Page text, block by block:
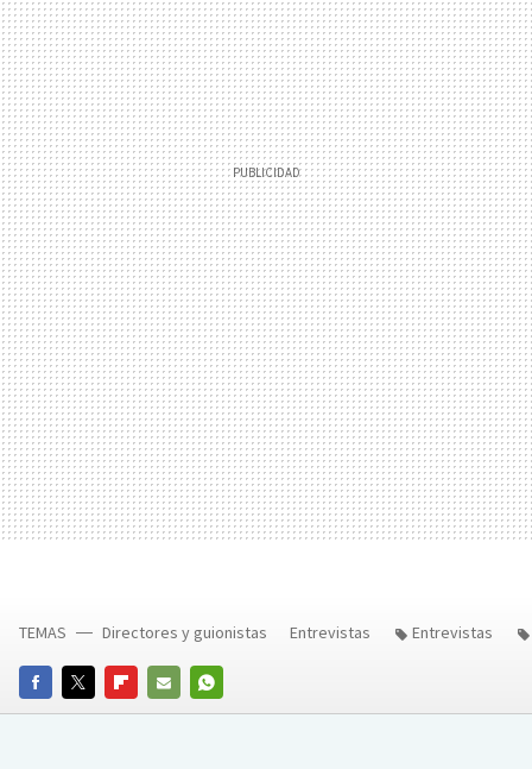
FACEBOOKTWITTERFLIPBOARD
E-
WHATSAPP
TEMAS Directores y guionistas Entrevistas Entrevistas